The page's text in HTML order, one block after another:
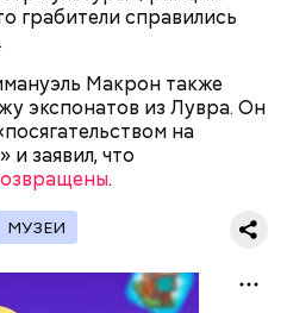
грабители справились
Макрон также
экспонатов из Лувра. Он
на
и заявил, что
.
МУЗЕИ
занимался
продуктов. В 2000
Гейтса на посту
Им он оставался до 2014
но остался
Сейчас его состояние
долларов.
Голливуд
1880 года. Всего
однако трое ее
Носс была в здравом
что когда в
ныне живущих людей,
«Ну и что?». Сама
ее долголетия
двигательной
беспокойства по поводу
что ей в том
в роду женщины
любила сладости и
Сара Носс скончалась 30